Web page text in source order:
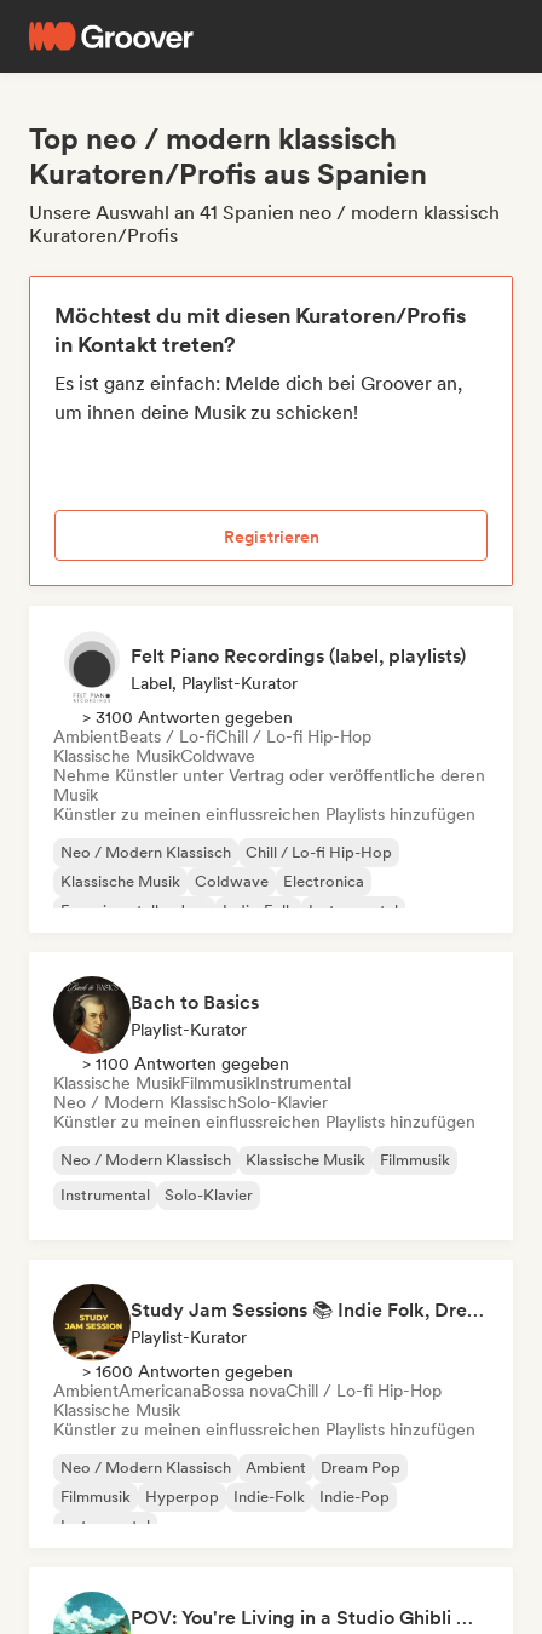
Top neo / modern klassisch
Kuratoren/Profis aus Spanien
Unsere Auswahl an 41 Spanien neo / modern klassisch
Kuratoren/Profis
Möchtest du mit diesen Kuratoren/Profis
in Kontakt treten?
Es ist ganz einfach: Melde dich bei Groover an,
um ihnen deine Musik zu schicken!
Registrieren
Felt Piano Recordings (label, playlists)
Label, Playlist-Kurator
> 3100 Antworten gegeben
AmbientBeats / Lo-fiChill / Lo-fi Hip-Hop
Klassische MusikColdwave
Nehme Künstler unter Vertrag oder veröffentliche deren
Musik
Künstler zu meinen einflussreichen Playlists hinzufügen
Neo / Modern Klassisch
Chill / Lo-fi Hip-Hop
Klassische Musik
Coldwave
Electronica
Experimenteller Jazz
Indie-Folk Instrumental
Bach to Basics
Playlist-Kurator
> 1100 Antworten gegeben
Klassische MusikFilmmusikInstrumental
Neo / Modern KlassischSolo-Klavier
Künstler zu meinen einflussreichen Playlists hinzufügen
Neo / Modern Klassisch Klassische Musik
Filmmusik
Instrumental
Solo-Klavier
Study Jam Sessions 📚 Indie Folk, Dream Pop & Singer-Songwriter
Playlist-Kurator
> 1600 Antworten gegeben
AmbientAmericanaBossa novaChill / Lo-fi Hip-Hop
Klassische Musik
Künstler zu meinen einflussreichen Playlists hinzufügen
Neo / Modern Klassisch Ambient
Dream Pop
Filmmusik
Hyperpop Indie-Folk
Indie-Pop
Instrumental
POV: You're Living in a Studio Ghibli Movie 🌱 Neo-Classical Piano & Dream Pop